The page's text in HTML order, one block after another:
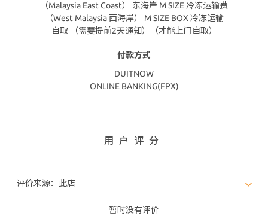
（Malaysia East Coast） 东海岸 M SIZE 冷冻运输费
（West Malaysia 西海岸） M SIZE BOX 冷冻运输
自取 （需要提前2天通知）（才能上门自取）
付款方式
DUITNOW
ONLINE BANKING(FPX)
用户评分
暂时没有评价